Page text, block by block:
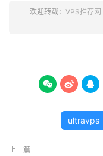
欢迎转载： VPS推荐网
  
ultravps
上一篇